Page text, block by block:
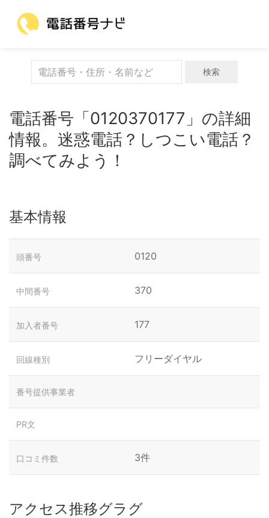
検索
電話番号「0120370177」の詳細
情報。迷惑電話？しつこい電話？
調べてみよう！
基本情報
頭番号 0120
中間番号 370
加入者番号 177
回線種別 フリーダイヤル
番号提供事業者
PR文
口コミ件数 3件
アクセス推移グラグ